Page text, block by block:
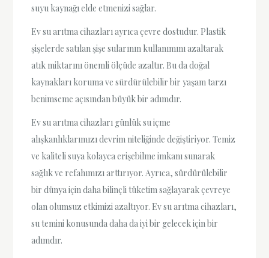
suyu kaynağı elde etmenizi sağlar.
Ev su arıtma cihazları ayrıca çevre dostudur. Plastik
şişelerde satılan şişe sularının kullanımını azaltarak
atık miktarını önemli ölçüde azaltır. Bu da doğal
kaynakları koruma ve sürdürülebilir bir yaşam tarzı
benimseme açısından büyük bir adımdır.
Ev su arıtma cihazları günlük su içme
alışkanlıklarımızı devrim niteliğinde değiştiriyor. Temiz
ve kaliteli suya kolayca erişebilme imkanı sunarak
sağlık ve refahımızı arttırıyor. Ayrıca, sürdürülebilir
bir dünya için daha bilinçli tüketim sağlayarak çevreye
olan olumsuz etkimizi azaltıyor. Ev su arıtma cihazları,
su temini konusunda daha da iyi bir gelecek için bir
adımdır.